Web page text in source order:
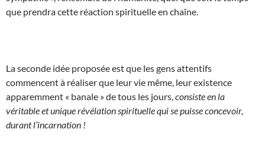
que prendra cette réaction spirituelle en chaîne.
La seconde idée proposée est que les gens attentifs
commencent à réaliser que leur vie même, leur existence
apparemment « banale » de tous les jours, consiste en la
véritable et unique révélation spirituelle qui se puisse concevoir,
durant l’incarnation !